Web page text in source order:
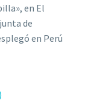
en El
de
en Perú